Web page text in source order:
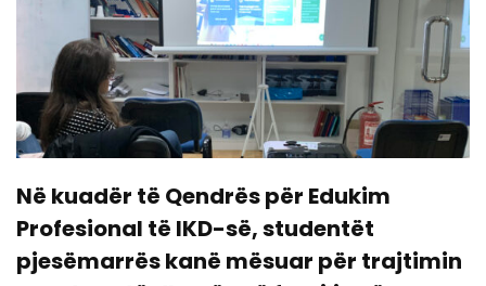
Në kuadër të Qendrës për Edukim
Profesional të IKD-së, studentët
pjesëmarrës kanë mësuar për trajtimin